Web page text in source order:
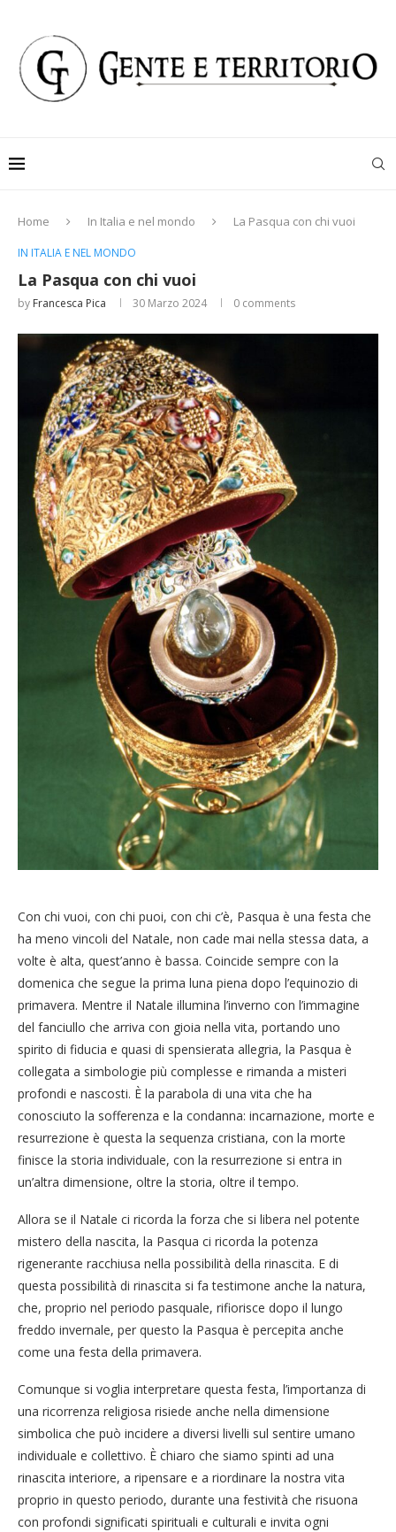
Home In Italia e nel mondo La Pasqua con chi vuoi
IN ITALIA E NEL MONDO
La Pasqua con chi vuoi
by Francesca Pica 30 Marzo 2024 0 comments
Con chi vuoi, con chi puoi, con chi c’è, Pasqua è una festa che
ha meno vincoli del Natale, non cade mai nella stessa data, a
volte è alta, quest’anno è bassa. Coincide sempre con la
domenica che segue la prima luna piena dopo l’equinozio di
primavera. Mentre il Natale illumina l’inverno con l’immagine
del fanciullo che arriva con gioia nella vita, portando uno
spirito di fiducia e quasi di spensierata allegria, la Pasqua è
collegata a simbologie più complesse e rimanda a misteri
profondi e nascosti. È la parabola di una vita che ha
conosciuto la sofferenza e la condanna: incarnazione, morte e
resurrezione è questa la sequenza cristiana, con la morte
finisce la storia individuale, con la resurrezione si entra in
un’altra dimensione, oltre la storia, oltre il tempo.
Allora se il Natale ci ricorda la forza che si libera nel potente
mistero della nascita, la Pasqua ci ricorda la potenza
rigenerante racchiusa nella possibilità della rinascita. E di
questa possibilità di rinascita si fa testimone anche la natura,
che, proprio nel periodo pasquale, rifiorisce dopo il lungo
freddo invernale, per questo la Pasqua è percepita anche
come una festa della primavera.
Comunque si voglia interpretare questa festa, l’importanza di
una ricorrenza religiosa risiede anche nella dimensione
simbolica che può incidere a diversi livelli sul sentire umano
individuale e collettivo. È chiaro che siamo spinti ad una
rinascita interiore, a ripensare e a riordinare la nostra vita
proprio in questo periodo, durante una festività che risuona
con profondi significati spirituali e culturali e invita ogni